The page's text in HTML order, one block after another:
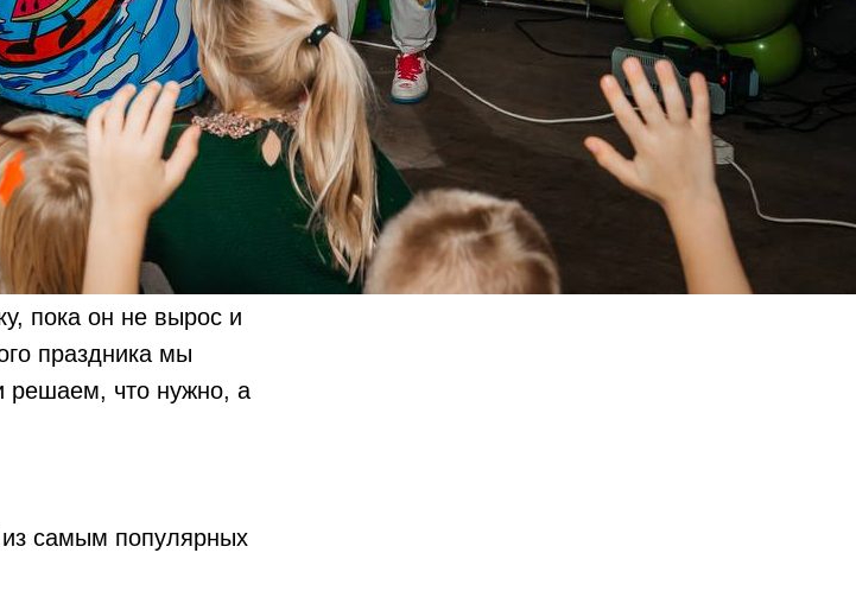
пока он не вырос и
праздника мы
решаем, что нужно, а
из самым популярных